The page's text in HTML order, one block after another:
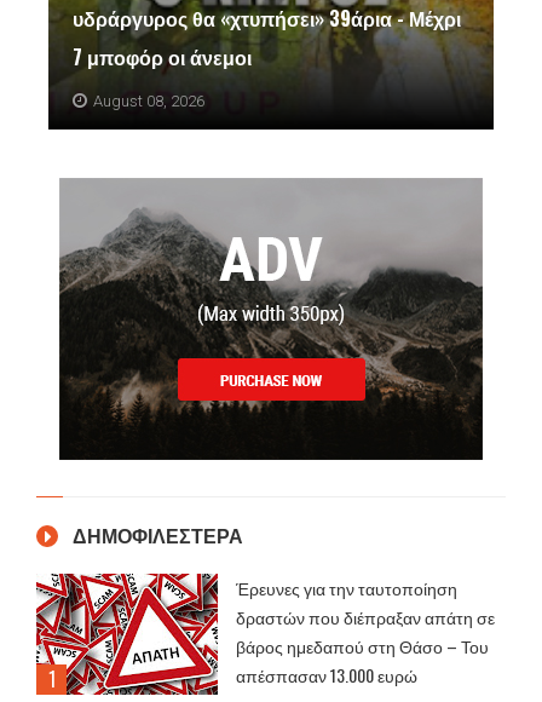
υδράργυρος θα «χτυπήσει» 39άρια - Μέχρι
7 μποφόρ οι άνεμοι
August 08, 2026
ΔΗΜΟΦΙΛΕΣΤΕΡΑ
Έρευνες για την ταυτοποίηση
δραστών που διέπραξαν απάτη σε
βάρος ημεδαπού στη Θάσο – Του
απέσπασαν 13.000 ευρώ